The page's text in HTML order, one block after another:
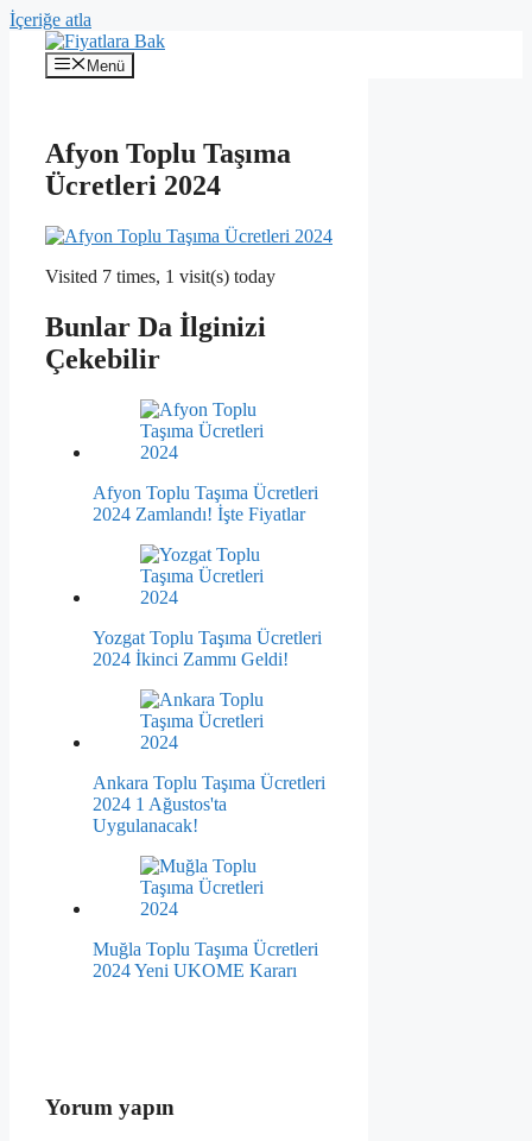
İçeriğe atla
Menü
Afyon Toplu Taşıma
Ücretleri 2024
Visited 7 times, 1 visit(s) today
Bunlar Da İlginizi
Çekebilir
Afyon Toplu Taşıma Ücretleri
2024 Zamlandı! İşte Fiyatlar
Yozgat Toplu Taşıma Ücretleri
2024 İkinci Zammı Geldi!
Ankara Toplu Taşıma Ücretleri
2024 1 Ağustos'ta
Uygulanacak!
Muğla Toplu Taşıma Ücretleri
2024 Yeni UKOME Kararı
Yorum yapın